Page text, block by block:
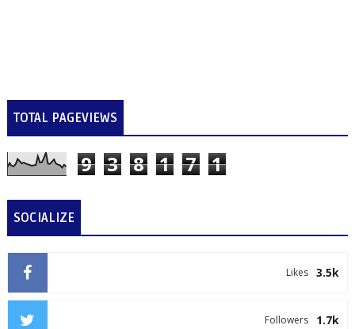
TOTAL PAGEVIEWS
9 3 8 1 7 1
SOCIALIZE
3.5k
Likes
1.7k
Followers